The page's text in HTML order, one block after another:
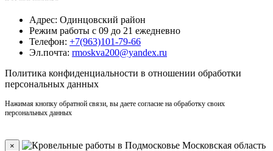
Адрес: Одинцовский район
Режим работы с 09 до 21 ежедневно
Телефон: +7(963)101-79-66
Эл.почта: rmoskva200@yandex.ru
Политика конфиденциальности в отношении обработки
персональных данных
Нажимая кнопку обратной связи, вы даете согласие на обработку своих
персональных данных
×